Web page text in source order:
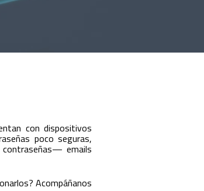
con dispositivos
poco seguras,
emails
Acompáñanos